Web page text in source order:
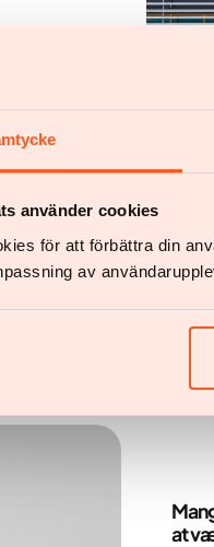
använder cookies
för att förbättra din
av
og
at